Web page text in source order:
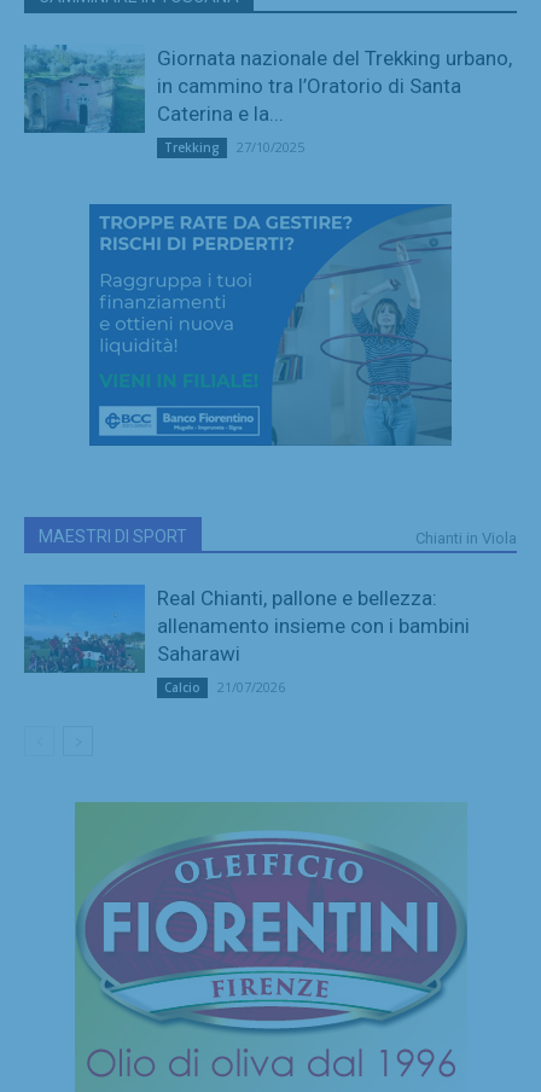
Giornata nazionale del Trekking urbano,
in cammino tra l’Oratorio di Santa
Caterina e la...
Trekking 27/10/2025
MAESTRI DI SPORT Chianti in Viola
Real Chianti, pallone e bellezza:
allenamento insieme con i bambini
Saharawi
Calcio 21/07/2026